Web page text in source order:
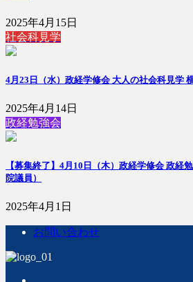
2025年4月15日
社会科見学
4月23日（水）政経学修会 大人の社会科見学
2025年4月14日
政経勉強会
【募集終了】4月10日（木）政経学修会 政経
院議員）
2025年4月1日
お問い合わせ